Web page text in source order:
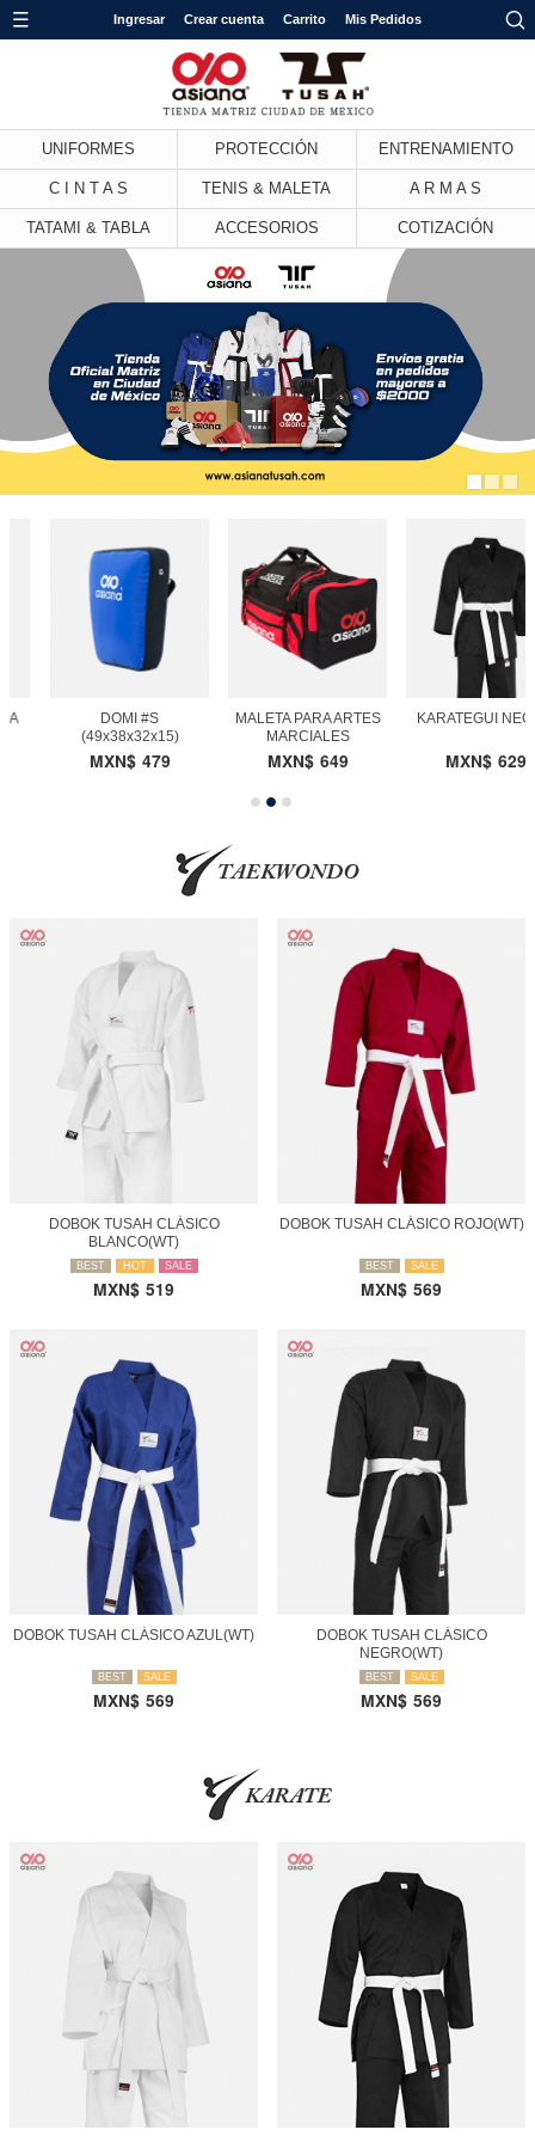
Ingresar Crear cuenta Carrito Mis Pedidos
UNIFORMES PROTECCIÓN ENTRENAMIENTO
C I N T A S TENIS & MALETA A R M A S
TATAMI & TABLA ACCESORIOS COTIZACIÓN
DOMI #S
(49x38x32x15)
MXN$ 479
MALETA PARA ARTES
MARCIALES
MXN$ 649
KARATEGUI NEGRO
MXN$ 629
DOBOK TUSAH CLÁSICO
BLANCO(WT)
BEST HOT SALE
MXN$ 519
DOBOK TUSAH CLÁSICO ROJO(WT)
BEST SALE
MXN$ 569
DOBOK TUSAH CLÁSICO AZUL(WT)
BEST SALE
MXN$ 569
DOBOK TUSAH CLÁSICO
NEGRO(WT)
BEST SALE
MXN$ 569